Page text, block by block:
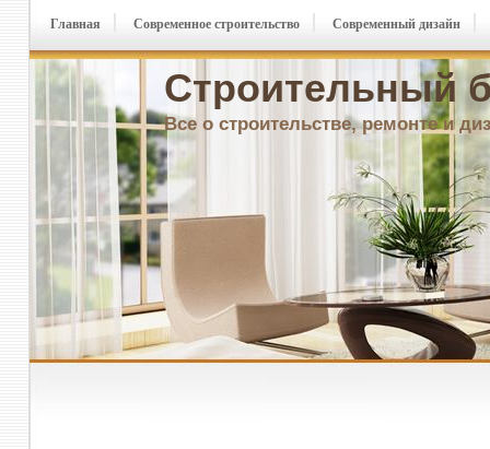
Строительный
Все о строительстве, ремонте и
Главная Современное строительство Современный дизайн